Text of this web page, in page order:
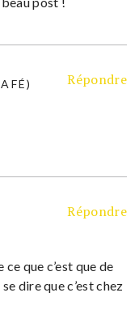
Répondre
Répondre
que c’est que de
dire que c’est chez